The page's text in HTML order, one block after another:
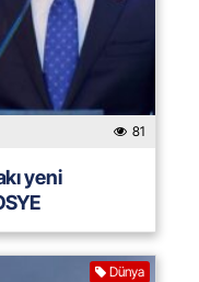
81
yeni
Dünya